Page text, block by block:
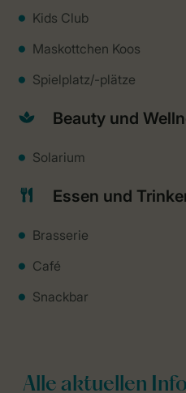
Kids Club
Maskottchen Koos
Spielplatz/-plätze
Beauty und
Solarium
Essen und
Brasserie
Café
Snackbar